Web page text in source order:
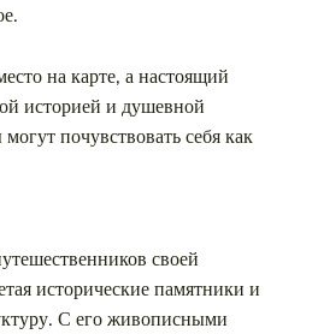
на карте, а настоящий
историей и душевной
почувствовать себя как
своей
исторические памятники и
С его живописными